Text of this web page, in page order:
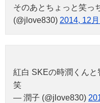
そのあとちょっと笑っ
(@jlove830) 2014, 12
紅白 SKEの時潤くん
笑
— 潤子 (@jlove830)